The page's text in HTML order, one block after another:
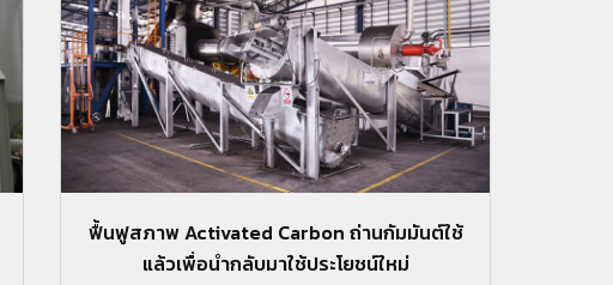
ฟื้นฟูสภาพ Activated Carbon ถ่านกัมมันต์ใช้
แล้วเพื่อนำกลับมาใช้ประโยชน์ใหม่